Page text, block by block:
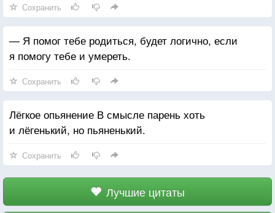
Сохранить
— Я помог тебе родиться, будет логично, если
я помогу тебе и умереть.
Сохранить
Лёгкое опьянение В смысле парень хоть
и лёгенький, но пьяненький.
Сохранить
Лучшие цитаты